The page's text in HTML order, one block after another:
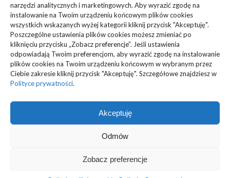
narzędzi analitycznych i marketingowych. Aby wyrazić zgodę na
instalowanie na Twoim urządzeniu końcowym plików cookies
wszystkich wskazanych wyżej kategorii kliknij przycisk "Akceptuję".
Poszczególne ustawienia plików cookies możesz zmieniać po
kliknięciu przycisku „Zobacz preferencje”. Jeśli ustawienia
odpowiadają Twoim preferencjom, aby wyrazić zgodę na instalowanie
plików cookies na Twoim urządzeniu końcowym w wybranym przez
Ciebie zakresie kliknij przycisk "Akceptuję". Szczegółowe znajdziesz w
Polityce prywatności.
Akceptuję
Odmów
Zobacz preferencje
Sport, Turystyka
Budownictwo, Przemysł
Technologie (23)
Usługi (73)